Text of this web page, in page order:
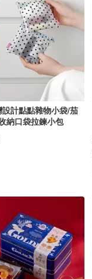
設計點點雜物小袋/茄
納口袋拉鍊小包